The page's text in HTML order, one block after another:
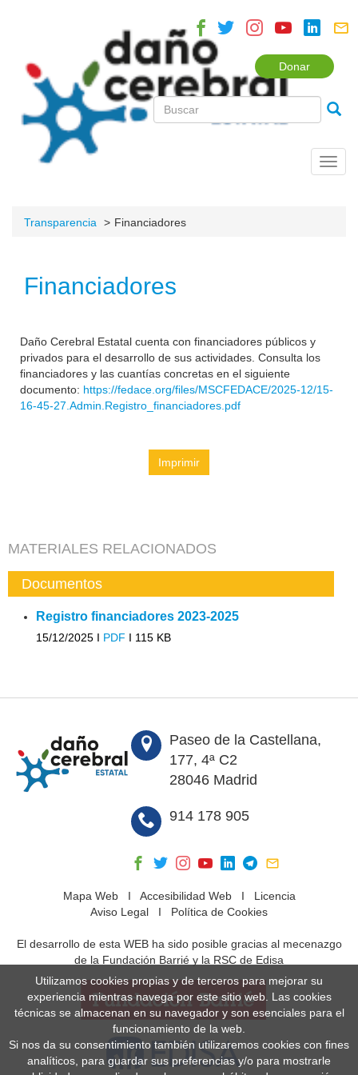
Donar
Transparencia Financiadores
Financiadores
Daño Cerebral Estatal cuenta con financiadores públicos y
privados para el desarrollo de sus actividades. Consulta los
financiadores y las cuantías concretas en el siguiente
documento: https://fedace.org/files/MSCFEDACE/2025-12/15-
16-45-27.Admin.Registro_financiadores.pdf
Imprimir
MATERIALES RELACIONADOS
Documentos
Registro financiadores 2023-2025
15/12/2025 I PDF I 115 KB
Paseo de la Castellana,
177, 4ª C2
28046 Madrid
914 178 905
Mapa WebI Accesibilidad WebI Licencia
Aviso Legal I Política de Cookies
El desarrollo de esta WEB ha sido posible gracias al mecenazgo
de la Fundación Barrié y la RSC de Edisa
Utilizamos cookies propias y de terceros para mejorar su
experiencia mientras navega por este sitio web. Las cookies
técnicas se almacenan en su navegador y son esenciales para el
funcionamiento de la web.
Si nos da su consentimiento también utilizaremos cookies con fines
analíticos, para guardar sus preferencias y/o para mostrarle